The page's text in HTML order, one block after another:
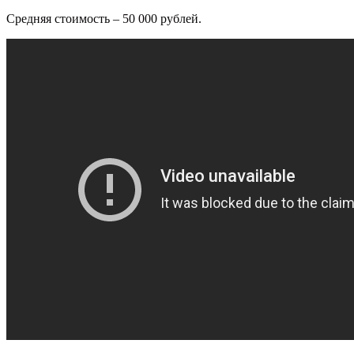
Средняя стоимость – 50 000 рублей.